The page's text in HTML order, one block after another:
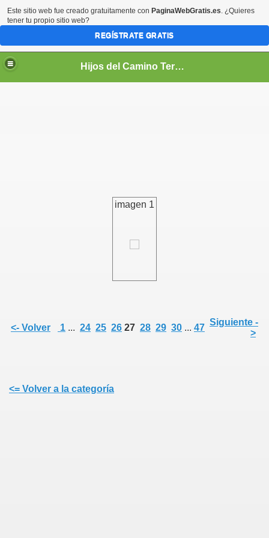
Hijos del Camino Teresiano
imagen 1
<- Volver 1 ... 24 25 26 27 28 29 30 ... 47
Siguiente -
>
<= Volver a la categoría
Este sitio web fue creado gratuitamente con PaginaWebGratis.es. ¿Quieres
tener tu propio sitio web?
REGÍSTRATE GRATIS